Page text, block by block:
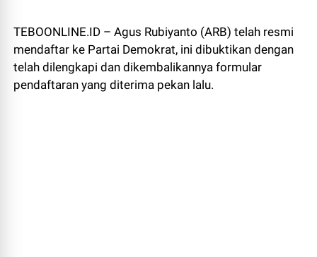
TEBOONLINE.ID – Agus Rubiyanto (ARB) telah resmi
mendaftar ke Partai Demokrat, ini dibuktikan dengan
telah dilengkapi dan dikembalikannya formular
pendaftaran yang diterima pekan lalu.